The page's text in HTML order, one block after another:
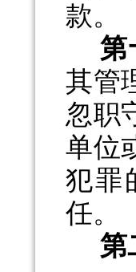
款。
第
其管
忽职
单位
犯罪
任。
第